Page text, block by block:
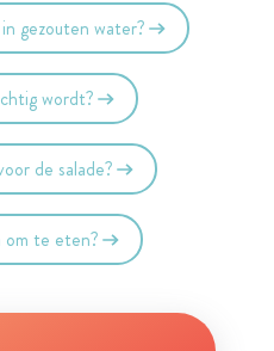
gezouten water?
wordt?
de salade?
om te eten?